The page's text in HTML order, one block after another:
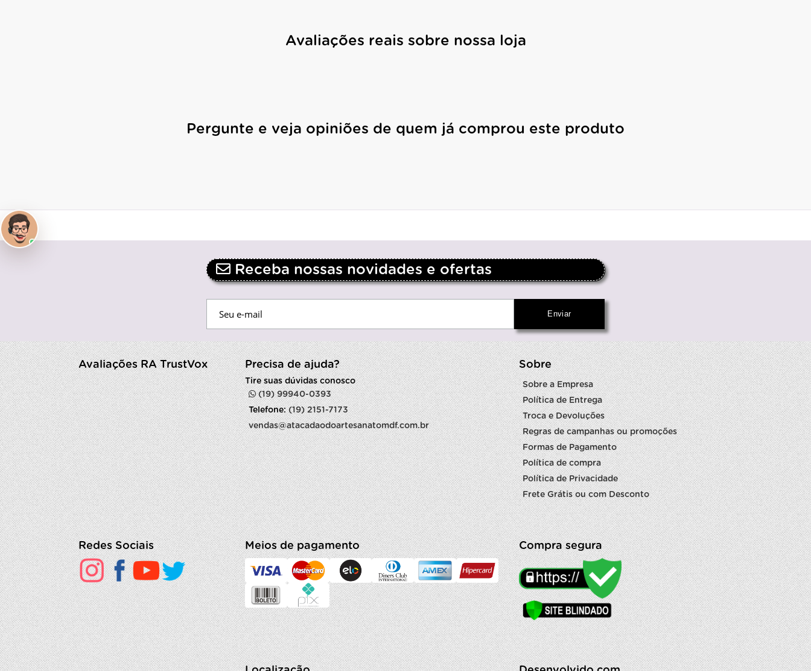
Avaliações reais sobre nossa loja
Pergunte e veja opiniões de quem já comprou este produto
Receba nossas novidades e ofertas
Avaliações RA TrustVox Precisa de ajuda?
Tire suas dúvidas conosco
(19) 99940-0393
Telefone:(19) 2151-7173
vendas@atacadaodoartesanatomdf.com.br
Sobre
Sobre a Empresa
Política de Entrega
Troca e Devoluções
Regras de campanhas ou promoções
Formas de Pagamento
Política de compra
Política de Privacidade
Frete Grátis ou com Desconto
Redes Sociais Meios de pagamento Compra segura